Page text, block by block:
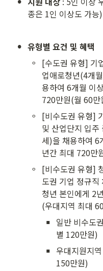
종은 1인 이상도 가능)
• 유형별 요건 및 혜택
◦ [수도권 유형] 기
업애로청년(4개
용하여 6개월 이
720만원(월 60만
◦ [비수도권 유형]
및 산업단지 입
세)을 채용하여 6
년간 최대 720만
◦ [비수도권 유형]
도권 기업 정규
청년 본인에게 2
(우대지역 최대
▪ 일반 비수도
별 120만원)
▪ 우대지원지
150만원)